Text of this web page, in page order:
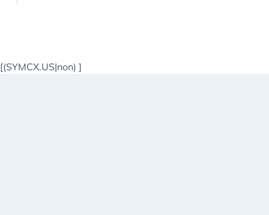
[(SYMCX.US|non) ]